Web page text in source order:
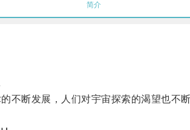
简介
断发展，人们对宇宙探索的渴望也不断